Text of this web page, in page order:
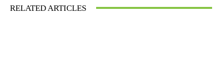
RELATED ARTICLES